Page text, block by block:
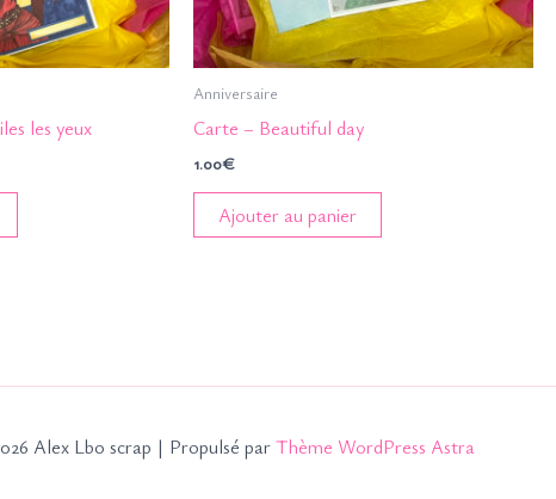
les yeux
Anniversaire
Carte – Beautiful day
1.00€
Ajouter au panier
Alex Lbo scrap | Propulsé parThème WordPress Astra